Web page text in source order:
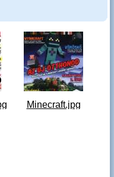
Minecraft.jpg